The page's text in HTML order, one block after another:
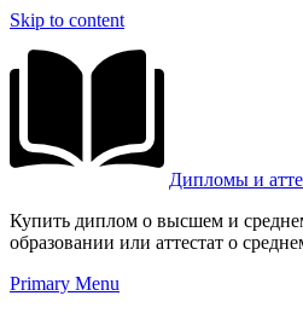
Skip to content
Дипломы и
Купить диплом о высшем и
образовании или аттестат о
Primary Menu